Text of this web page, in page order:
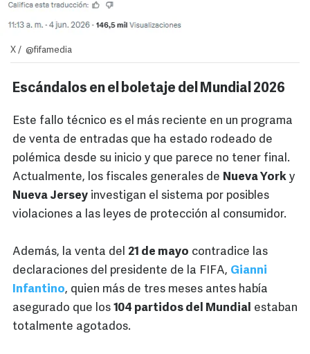
X / @fifamedia
Escándalos en el boletaje del Mundial 2026
Este fallo técnico es el más reciente en un programa
de venta de entradas que ha estado rodeado de
polémica desde su inicio y que parece no tener final.
Actualmente, los fiscales generales de Nueva York y
Nueva Jersey investigan el sistema por posibles
violaciones a las leyes de protección al consumidor.
Además, la venta del 21 de mayo contradice las
declaraciones del presidente de la FIFA, Gianni
Infantino, quien más de tres meses antes había
asegurado que los 104 partidos del Mundial estaban
totalmente agotados.